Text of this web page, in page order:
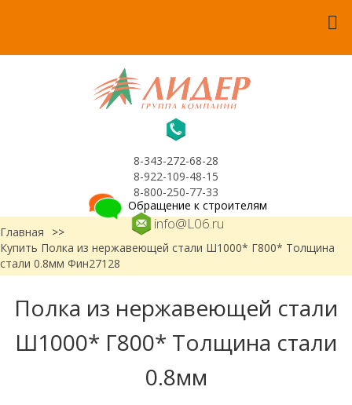
8-343-272-68-28
8-922-109-48-15
8-800-250-77-33
info@L06.ru
Обращение к строителям
Главная
>>
Купить Полка из нержавеющей стали Ш1000* Г800* Толщина
стали 0.8мм Фин27128
Полка из нержавеющей стали
Ш1000* Г800* Толщина стали
0.8мм